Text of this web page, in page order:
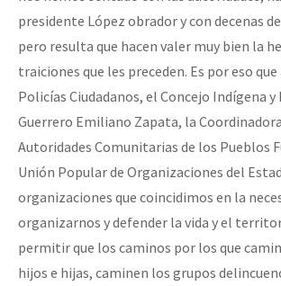
presidente López obrador y con decenas
pero resulta que hacen valer muy bien la
traiciones que les preceden. Es por eso
Policías Ciudadanos, el Concejo Indígena y
Guerrero Emiliano Zapata, la
Autoridades Comunitarias de los Pueblos
Unión Popular de Organizaciones del
organizaciones que coincidimos en la
organizarnos y defender la vida y el
permitir que los caminos por los que
hijos e hijas, caminen los grupos